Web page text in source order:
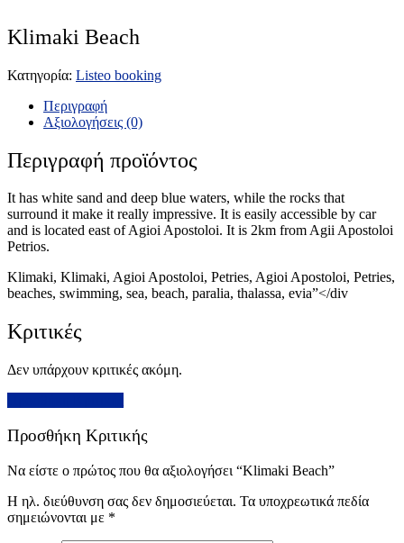
Klimaki Beach
Κατηγορία: Listeo booking
Περιγραφή
Αξιολογήσεις (0)
Περιγραφή προϊόντος
It has white sand and deep blue waters, while the rocks that
surround it make it really impressive. It is easily accessible by car
and is located east of Agioi Apostoloi. It is 2km from Agii Apostoloi
Petrios.
Klimaki, Klimaki, Agioi Apostoloi, Petries, Agioi Apostoloi, Petries,
beaches, swimming, sea, beach, paralia, thalassa, evia”</div
Κριτικές
Δεν υπάρχουν κριτικές ακόμη.
Προσθήκη Κριτικής
Να είστε ο πρώτος που θα αξιολογήσει “Klimaki Beach”
Η ηλ. διεύθυνση σας δεν δημοσιεύεται. Τα υποχρεωτικά πεδία
σημειώνονται με *